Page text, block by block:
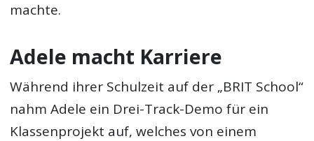
machte.
Adele macht Karriere
Während ihrer Schulzeit auf der „BRIT School“
nahm Adele ein Drei-Track-Demo für ein
Klassenprojekt auf, welches von einem